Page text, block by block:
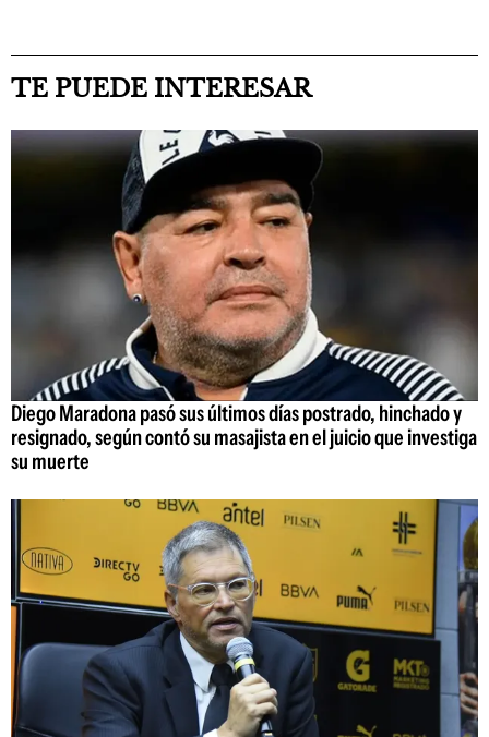
TE PUEDE INTERESAR
Diego Maradona pasó sus últimos días postrado, hinchado y
resignado, según contó su masajista en el juicio que investiga
su muerte